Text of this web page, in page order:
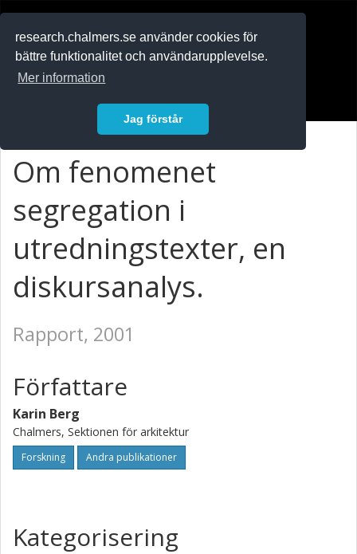
research.chalmers.se använder cookies för
bättre funktionalitet och användarupplevelse.
Mer information
Jag förstår
Om fenomenet
segregation i
utredningstexter, en
diskursanalys.
Rapport, 2001
Författare
Karin Berg
Chalmers, Sektionen för arkitektur
Forskning Andra publikationer
Kategorisering